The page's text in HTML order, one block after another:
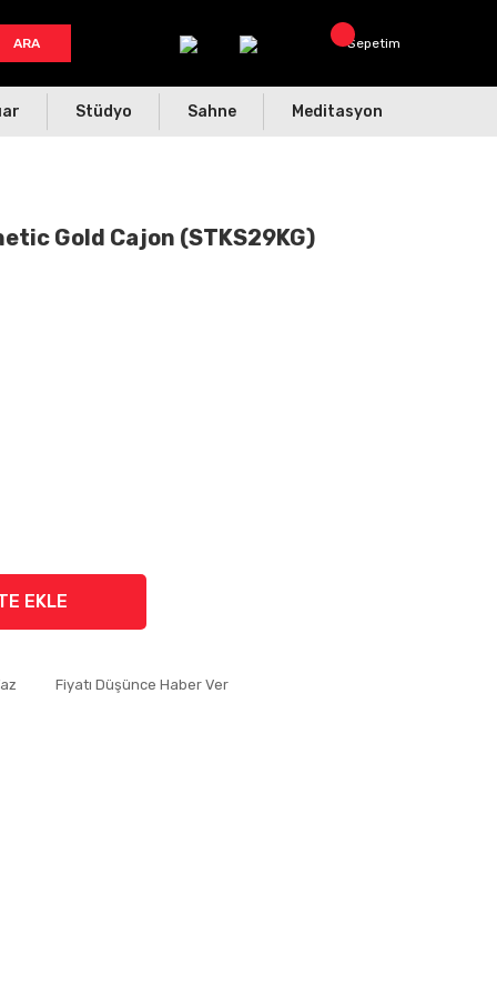
ARA Sepetim
Stüdyo Sahne Meditasyon
Gold Cajon (STKS29KG)
EKLE
Fiyatı Düşünce Haber Ver